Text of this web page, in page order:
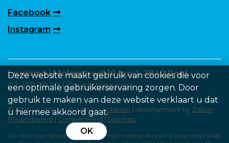
Facebook
Instagram
Leximmo | Molenstraat 10 bus 1, 2840 Reet
03 459 99 99 |Contacteer ons
© 2026 Leximmo | design byAntenno | development by Zabun
Privacybeleid | Cookiebeleid | Sitemap
De informatie, inclusief de prijs die vermeld wordt op deze site is louter informatief.
Deze website maakt gebruik van cookies die voor
een optimale gebruikerservaring zorgen. Door
gebruik te maken van deze website verklaart u dat
u hiermee akkoord gaat.
OK